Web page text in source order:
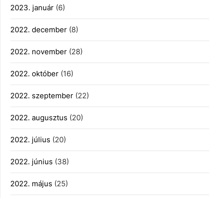
2023. január (6)
2022. december (8)
2022. november (28)
2022. október (16)
2022. szeptember (22)
2022. augusztus (20)
2022. július (20)
2022. június (38)
2022. május (25)